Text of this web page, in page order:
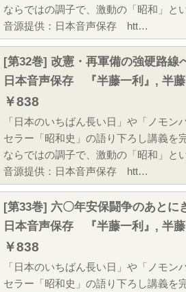
ならではの調子で、激動の「昭和」
音源提供：日本音声保存 htt…
[第32巻] 改憲・再軍備の強硬路線
日本音声保存 『半藤一利』, 半
￥838
「日本のいちばん長い日」や「ノモ
セラー「昭和史」の語り下ろし講義を
ならではの調子で、激動の「昭和」
音源提供：日本音声保存 htt…
[第33巻] 六〇年安保闘争のあとに
日本音声保存 『半藤一利』, 半
￥838
「日本のいちばん長い日」や「ノモ
セラー「昭和史」の語り下ろし講義を